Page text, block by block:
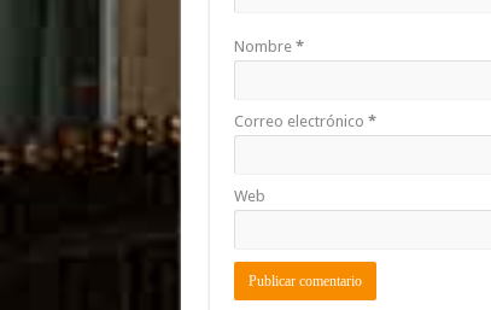
Nombre *
Correo electrónico *
Web